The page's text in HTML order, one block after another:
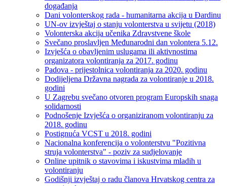
događanja
Dani volonterskog rada - humanitarna akcija u Đardinu
UN-ov izvještaj o stanju volonterstva u svijetu (2018)
Volonterska akcija učenika Zdravstvene škole
Svečano proslavljen Međunarodni dan volontera 5.12.
Izvješća o obavljenim uslugama ili aktivnostima
organizatora volontiranja za 2017. godinu
Padova - prijestolnica volontiranja za 2020. godinu
Dodijeljena Državna nagrada za volontiranje u 2018.
godini
U Zagrebu svečano otvoren program Europskih snaga
solidarnosti
Podnošenje Izvješća o organiziranom volontiranju za
2018. godinu
Postignuća VCST u 2018. godini
Nacionalna konferencija o volonterstvu "Pozitivna
struja volonterstva" - poziv za sudjelovanje
Online upitnik o stavovima i iskustvima mladih u
volontiranju
Godišnji izvještaj o radu članova Hrvatskog centra za